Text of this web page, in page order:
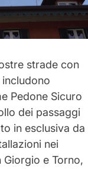
strade con
includono
Pedone Sicuro
dei passaggi
in esclusiva da
nei
e Torno,